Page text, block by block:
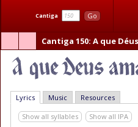
Cantiga Go
Cantiga 150: A que
Lyrics Music Resources
Show all syllables
Show all IPA